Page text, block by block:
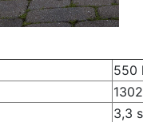
550
3,3 s